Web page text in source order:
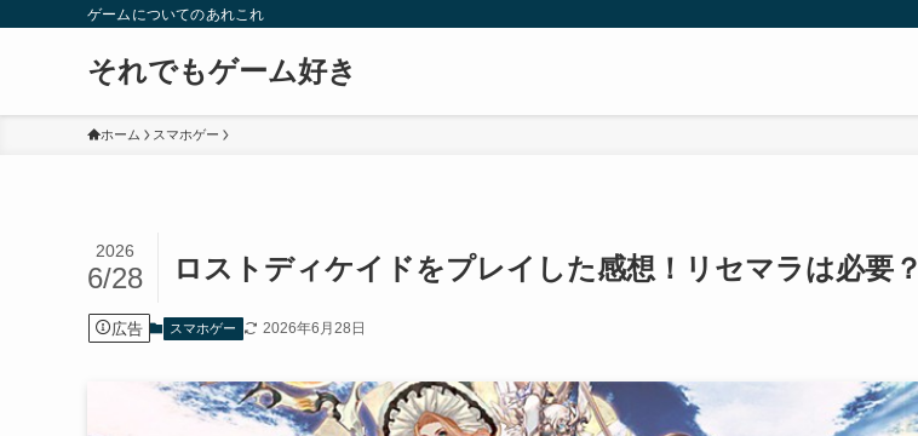
ゲームについてのあれこれ
それでもゲーム好き
ホーム スマホゲー
ロストディケイドをプレイした感想！リセマラは必要？
2026
6/28
広告 スマホゲー 2026年6月28日